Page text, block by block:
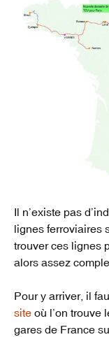
Il n’existe pas
lignes ferroviaires
trouver ces lignes
alors assez
Pour y arriver, il
site où l’on trouve
gares de France